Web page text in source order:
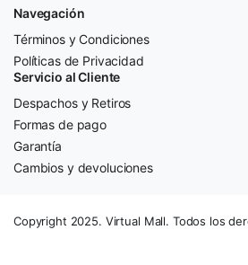
Navegación
Términos y Condiciones
Políticas de Privacidad
Servicio al Cliente
Despachos y Retiros
Formas de pago
Garantía
Cambios y devoluciones
Copyright 2025. Virtual Mall. Todos los